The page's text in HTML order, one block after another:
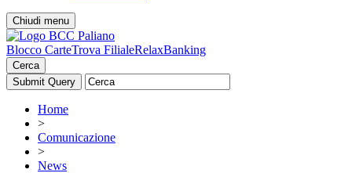
Chiudi menu
Blocco CarteTrova FilialeRelaxBanking
Cerca
Home
>
Comunicazione
>
News